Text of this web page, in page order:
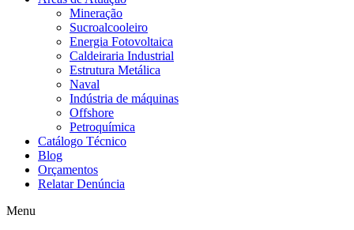
Mineração
Sucroalcooleiro
Energia Fotovoltaica
Caldeiraria Industrial
Estrutura Metálica
Naval
Indústria de máquinas
Offshore
Petroquímica
Catálogo Técnico
Blog
Orçamentos
Relatar Denúncia
Menu